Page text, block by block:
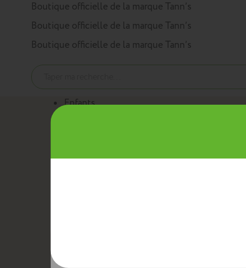
Panneau de gestion des cookies
Boutique officielle de la marque Tann’s
Boutique officielle de la marque Tann’s
Boutique officielle de la marque Tann’s
Enfants
Boîtes à goûterSacs bananesSacs repas